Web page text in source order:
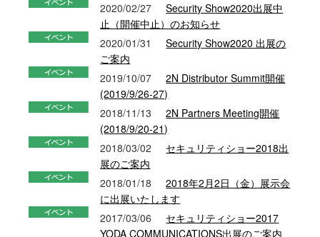
2020/02/27
Security Show2020出展中
止（開催中止）のお知らせ
2020/01/31
Security Show2020 出展の
ご案内
2019/10/07
2N Distributor Summit開催
(2019/9/26-27)
2018/11/13
2N Partners Meeting開催
(2018/9/20-21)
2018/03/02
セキュリティショー2018出
展のご案内
2018/01/18
2018年2月2日（金）展示会
に出展いたします
2017/03/06
セキュリティショー2017
YODA COMMUNICATIONS出展のご案内